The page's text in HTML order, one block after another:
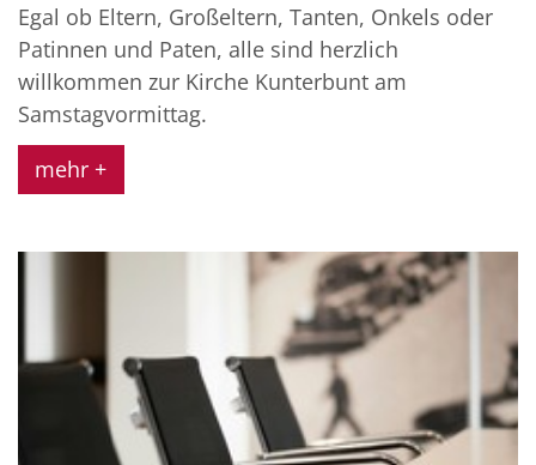
Egal ob Eltern, Großeltern, Tanten, Onkels oder
Patinnen und Paten, alle sind herzlich
willkommen zur Kirche Kunterbunt am
Samstagvormittag.
mehr +